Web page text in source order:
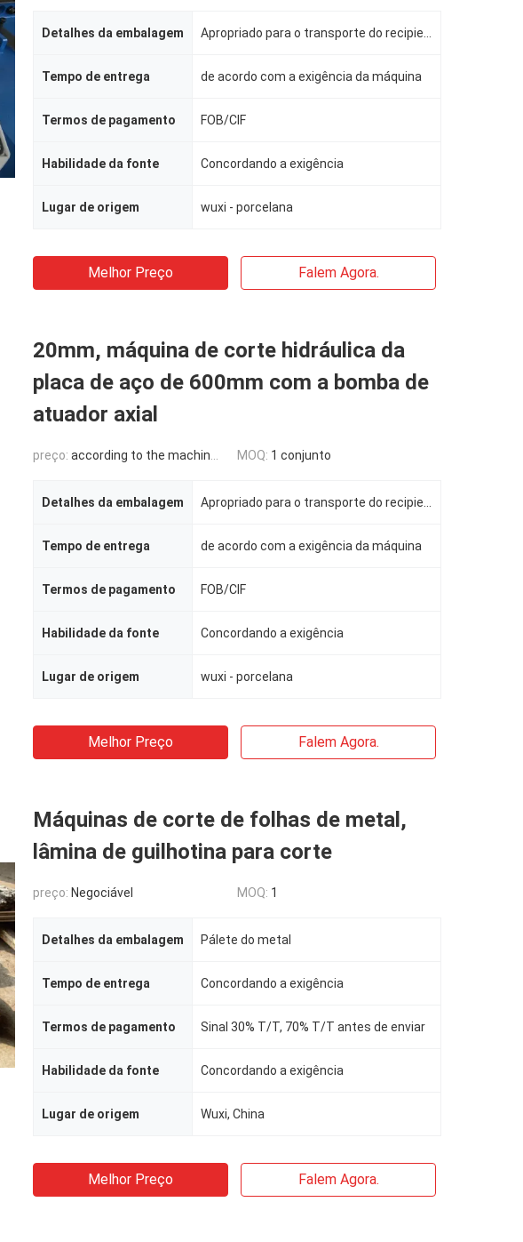
Detalhes da embalagem
Tempo de entrega de acordo com a exigência da máquina
Termos de pagamento FOB/CIF
Habilidade da fonte Concordando a exigência
Lugar de origem wuxi - porcelana
Melhor Preço Falem Agora.
20mm, máquina de corte hidráulica da
placa de aço de 600mm com a bomba de
atuador axial
preço: according to the machine requirement MOQ: 1 conjunto
Detalhes da embalagem
Tempo de entrega de acordo com a exigência da máquina
Termos de pagamento FOB/CIF
Habilidade da fonte Concordando a exigência
Lugar de origem wuxi - porcelana
Melhor Preço Falem Agora.
Máquinas de corte de folhas de metal,
lâmina de guilhotina para corte
preço: Negociável MOQ: 1
Detalhes da embalagem Pálete do metal
Tempo de entrega Concordando a exigência
Termos de pagamento Sinal 30% T/T, 70% T/T antes de enviar
Habilidade da fonte Concordando a exigência
Lugar de origem Wuxi, China
Melhor Preço Falem Agora.